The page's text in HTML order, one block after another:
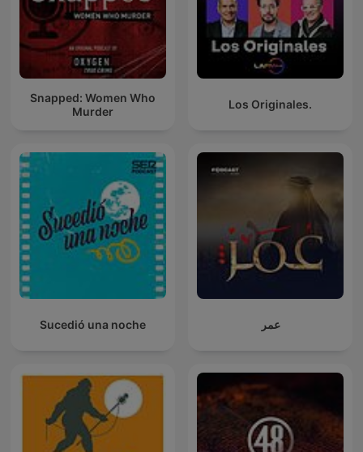
Snapped: Women Who
Murder
Los Originales.
Sucedió una noche عمر